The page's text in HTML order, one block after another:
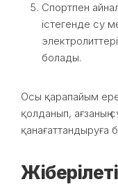
Спортпен
істегенде су
болады.
Осы қарапайым
қолданып, ағзаның
қанағаттандыруға